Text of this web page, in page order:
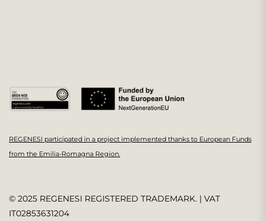
REGENESI participated in a project implemented thanks to European Funds
from the Emilia-Romagna Region.
© 2025 REGENESI REGISTERED TRADEMARK. | VAT
IT02853631204